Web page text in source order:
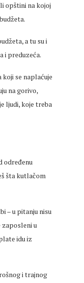
opštini na kojoj
a tu su i
i preduzeća.
se naplaćuje
na gorivo,
ljudi, koje treba
određenu
šta kutlačom
– u pitanju nisu
zaposleni u
idu iz
i trajnog